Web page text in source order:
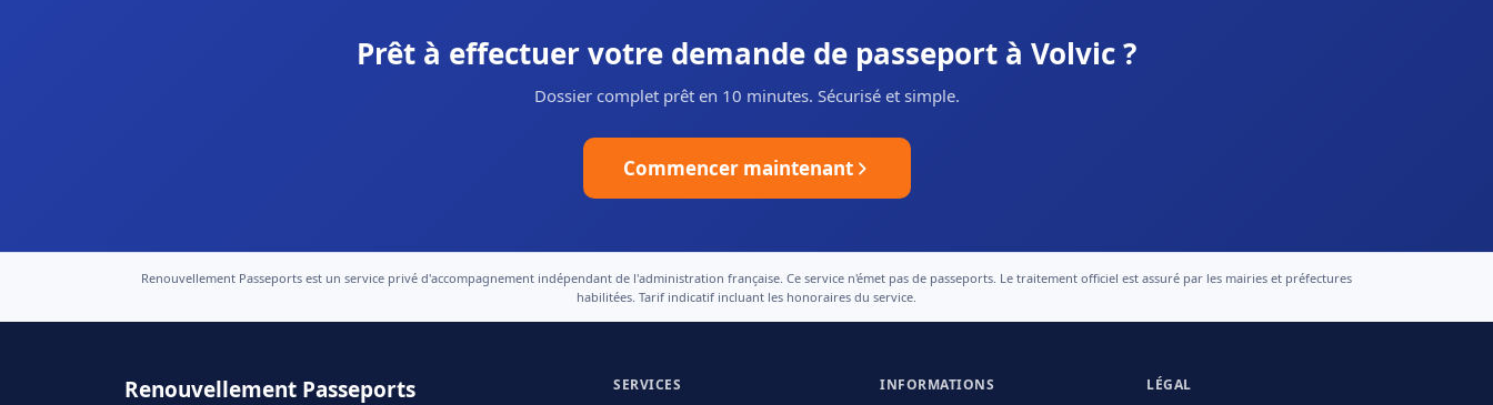
Prêt à effectuer votre demande de passeport à Volvic ?
Dossier complet prêt en 10 minutes. Sécurisé et simple.
Commencer maintenant
Renouvellement Passeports est un service privé d'accompagnement indépendant de l'administration française. Ce service n'émet pas de passeports. Le traitement officiel est assuré par les mairies et préfectures
habilitées. Tarif indicatif incluant les honoraires du service.
Renouvellement Passeports SERVICES INFORMATIONS LÉGAL